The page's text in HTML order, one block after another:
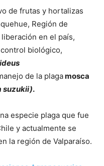
de frutas y hortalizas
Región de
en el país,
biológico,
de la plagamosca
suzukii).
especie plaga que fue
y actualmente se
la región de Valparaíso.